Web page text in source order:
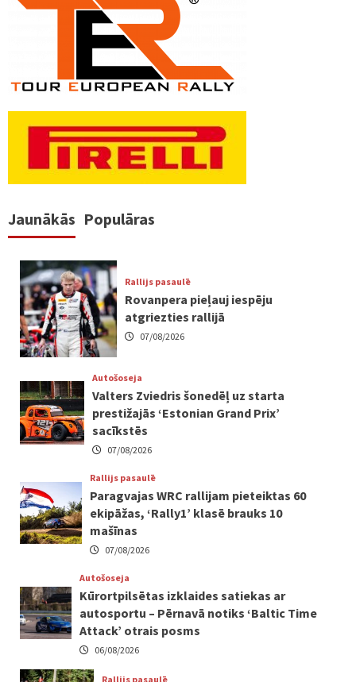
Jaunākās Populāras
Rallijs pasaulē
Rovanpera pieļauj iespēju
atgriezties rallijā
07/08/2026
Autošoseja
Valters Zviedris šonedēļ uz starta
prestižajās ‘Estonian Grand Prix’
sacīkstēs
07/08/2026
Rallijs pasaulē
Paragvajas WRC rallijam pieteiktas 60
ekipāžas, ‘Rally1’ klasē brauks 10
mašīnas
07/08/2026
Autošoseja
Kūrortpilsētas izklaides satiekas ar
autosportu – Pērnavā notiks ‘Baltic Time
Attack’ otrais posms
06/08/2026
Rallijs pasaulē